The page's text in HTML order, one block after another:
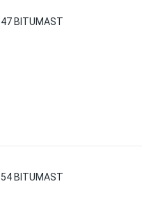
BITUMAST
BITUMAST